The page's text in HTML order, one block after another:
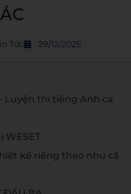
Tức 29/12/2025
Luyện thi tiếng Anh ca
WESET
kế riêng theo nhu cầ